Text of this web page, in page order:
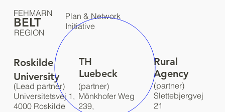
(partner)
Mönkhofer Weg
239,
(partner)
Slettebjergvej
21
Roskilde
University
(Lead partner)
Universitetsvej 1,
4000 Roskilde
TH
Luebeck
Rural
Agency
BELT
Plan & Network
Initiative
FEHMARN
REGION